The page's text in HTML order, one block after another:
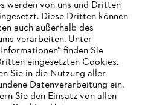
werden von uns und Dritten
Diese Dritten können
auch außerhalb des
verarbeiten. Unter
finden Sie
eingesetzten Cookies.
Sie in die Nutzung aller
Datenverarbeitung ein.
Sie den Einsatz von allen